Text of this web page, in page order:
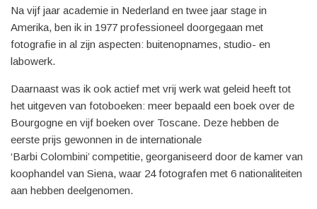
Na vijf jaar academie in Nederland en twee jaar stage in
Amerika, ben ik in 1977 professioneel doorgegaan met
fotografie in al zijn aspecten: buitenopnames, studio- en
labowerk.
Daarnaast was ik ook actief met vrij werk wat geleid heeft tot
het uitgeven van fotoboeken: meer bepaald een boek over de
Bourgogne en vijf boeken over Toscane. Deze hebben de
eerste prijs gewonnen in de internationale
‘Barbi Colombini’ competitie, georganiseerd door de kamer van
koophandel van Siena, waar 24 fotografen met 6 nationaliteiten
aan hebben deelgenomen.